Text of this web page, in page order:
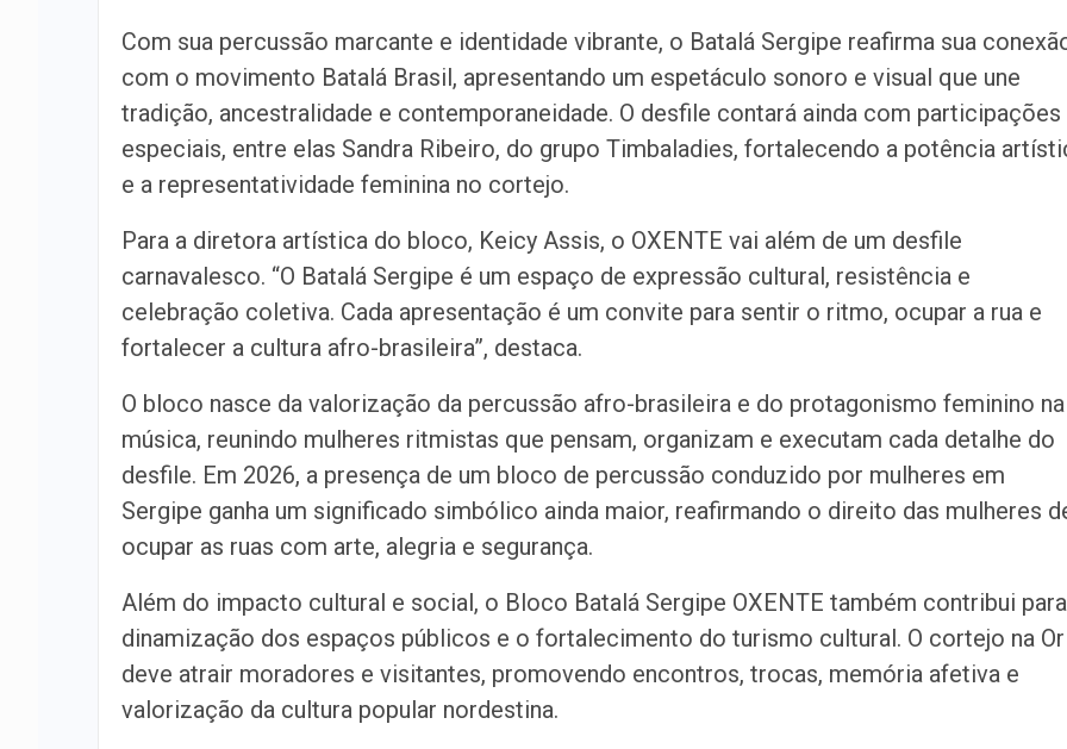
Com sua percussão marcante e identidade vibrante, o Batalá Sergipe reafirma sua
com o movimento Batalá Brasil, apresentando um espetáculo sonoro e visual que une
tradição, ancestralidade e contemporaneidade. O desfile contará ainda com participações
especiais, entre elas Sandra Ribeiro, do grupo Timbaladies, fortalecendo a potência
e a representatividade feminina no cortejo.
Para a diretora artística do bloco, Keicy Assis, o OXENTE vai além de um desfile
carnavalesco. “O Batalá Sergipe é um espaço de expressão cultural, resistência e
celebração coletiva. Cada apresentação é um convite para sentir o ritmo, ocupar a rua e
fortalecer a cultura afro-brasileira”, destaca.
O bloco nasce da valorização da percussão afro-brasileira e do protagonismo feminino na
música, reunindo mulheres ritmistas que pensam, organizam e executam cada detalhe do
desfile. Em 2026, a presença de um bloco de percussão conduzido por mulheres em
Sergipe ganha um significado simbólico ainda maior, reafirmando o direito das mulheres
ocupar as ruas com arte, alegria e segurança.
Além do impacto cultural e social, o Bloco Batalá Sergipe OXENTE também contribui
dinamização dos espaços públicos e o fortalecimento do turismo cultural. O cortejo na
deve atrair moradores e visitantes, promovendo encontros, trocas, memória afetiva e
valorização da cultura popular nordestina.